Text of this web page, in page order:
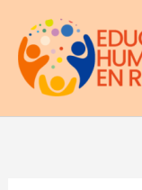
contenido